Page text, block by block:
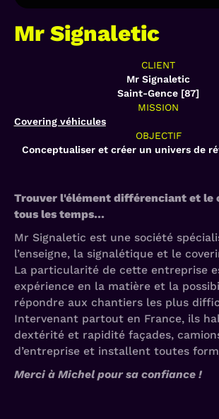
Mr Signaletic
CLIENT
Mr Signaletic
Saint-Gence [87]
MISSION
Covering véhicules
OBJECTIF
Conceptualiser et créer un univers de
Trouver l'élément différenciant et le
tous les temps…
Mr Signaletic est une société
l’enseigne, la signalétique et le
La particularité de cette entreprise
expérience en la matière et la
répondre aux chantiers les plus
Intervenant partout en France, ils
dextérité et rapidité façades,
d’entreprise et installent toutes
Merci à Michel pour sa confiance !